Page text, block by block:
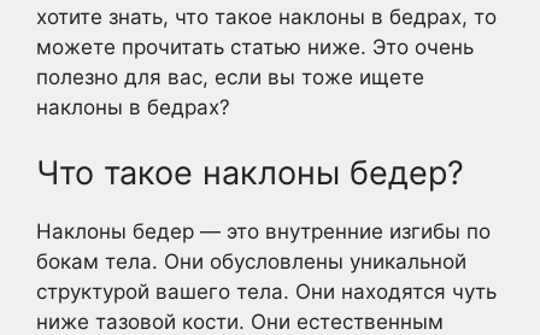
хотите знать, что такое наклоны в бедрах, то
можете прочитать статью ниже. Это очень
полезно для вас, если вы тоже ищете
наклоны в бедрах?
Что такое наклоны бедер?
Наклоны бедер — это внутренние изгибы по
бокам тела. Они обусловлены уникальной
структурой вашего тела. Они находятся чуть
ниже тазовой кости. Они естественным